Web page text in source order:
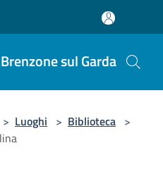
sul Garda
> Luoghi > Biblioteca >